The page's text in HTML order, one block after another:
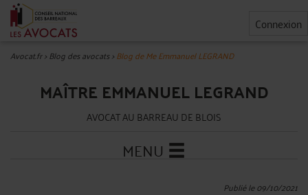
Connexion
Avocat.fr>Blog des avocats>Blog de Me Emmanuel LEGRAND
MAÎTRE EMMANUEL LEGRAND
AVOCAT AU BARREAU DE BLOIS
MENU
Publié le 09/10/2021